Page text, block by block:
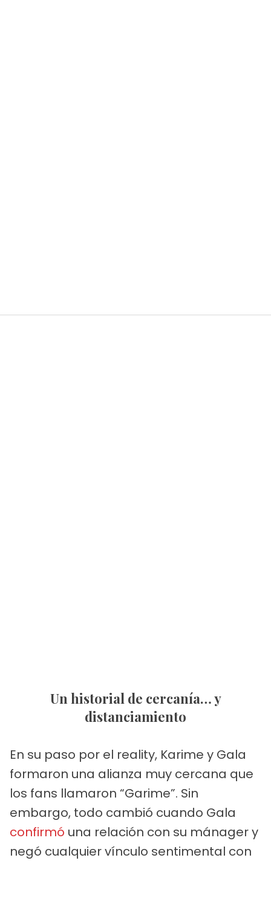
Un historial de cercanía… y
distanciamiento
En su paso por el reality, Karime y Gala
formaron una alianza muy cercana que
los fans llamaron “Garime”. Sin
embargo, todo cambió cuando Gala
confirmó una relación con su mánager y
negó cualquier vínculo sentimental con